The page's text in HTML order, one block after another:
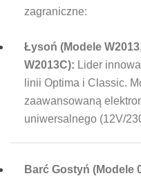
zagraniczne:
Łysoń (Modele
W2013C): Lider
linii Optima i Classic.
zaawansowaną
uniwersalnego (12V/
Barć Gostyń (Modele